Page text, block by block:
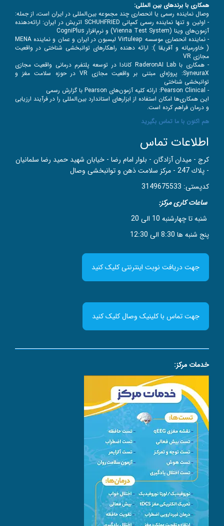
همکاری با برندهای بین‌ المللی:
وصال نماینده رسمی یا انحصاری چند مجموعه بین‌المللی در ایران است، از جمله:
- اولین و تنها نماینده رسمی کمپانی
SCHUHFRIED اتریش در ایران: ارائه‌دهنده
آزمون‌های وینا (Vienna Test System) و نرم‌افزار CogniPlus
- نماینده انحصاری موسسه Virtuleap لیسبون در ایران و عمان و نماینده MENA
( خاورمیانه و آفریقا ): ارائه دهنده راهکارهای توانبخشی شناختی در واقعیت
مجازی VR
- همکاری با RaderonAI Lab کانادا در توسعه پلتفرم درمانی واقعیت مجازی
SyneuraX: پروژه‌ای مبتنی بر واقعیت مجازی VR در حوزه سلامت مغز و
توانبخشی شناختی
- Pearson Clinical: ارائه کلیه آزمون‌های Pearson با گزارش رسمی
این همکاری‌ها امکان استفاده از ابزارهای استاندارد بین‌المللی را در فرآیند ارزیابی
و درمان فراهم کرده است.
هم اکنون با ما تماس بگیرید
اطلاعات تماس
کرج - ميدان آزادگان - بلوار امام رضا - خيابان شهيد حميد رضا سلمانيان
- پلاك 247 - مركز سلامت ذهن و توانبخشی وصال
کدپستی: 3149675533
ساعات کاری مرکز:
شنبه تا چهارشنبه 10 الی 20
پنج شنبه ها 8:30 الی 12:30
جهت دریافت نوبت اینترنتی کلیک کنید
جهت تماس با کلینیک وصال کلیک کنید
خدمات مرکز: